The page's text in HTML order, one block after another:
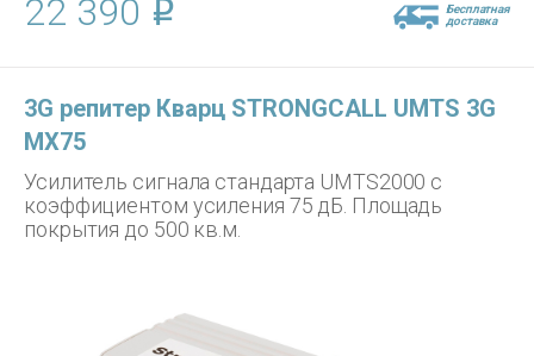
22 390
Бесплатная
доставка
3G репитер Кварц STRONGCALL UMTS 3G
МХ75
Усилитель сигнала стандарта UMTS2000 с
коэффициентом усиления 75 дБ. Площадь
покрытия до 500 кв.м.